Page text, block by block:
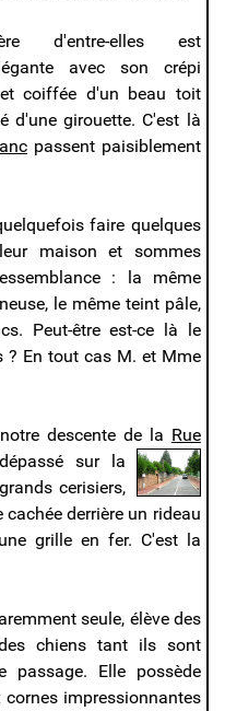
d'entre-elles est
avec son crépi
coiffée d'un beau toit
d'une girouette. C'est là
passent paisiblement
faire quelques
maison et sommes
: la même
le même teint pâle,
Peut-être est-ce là le
? En tout cas M. et Mme
descente de la Rue
sur la
cerisiers,
derrière un rideau
grille en fer. C'est la
seule, élève des
chiens tant ils sont
passage. Elle possède
impressionnantes